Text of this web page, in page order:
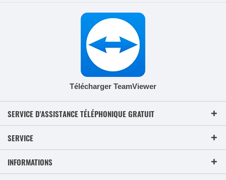
Télécharger TeamViewer
SERVICE D'ASSISTANCE TÉLÉPHONIQUE GRATUIT
SERVICE
INFORMATIONS